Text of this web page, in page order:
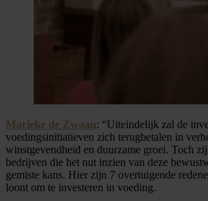
Marieke de Zwaan: “Uiteindelijk zal de
voedingsinitiatieven zich terugbetalen in
winstgevendheid en duurzame groei. Toch
bedrijven die het nut inzien van deze
gemiste kans. Hier zijn 7 overtuigende
loont om te investeren in voeding.